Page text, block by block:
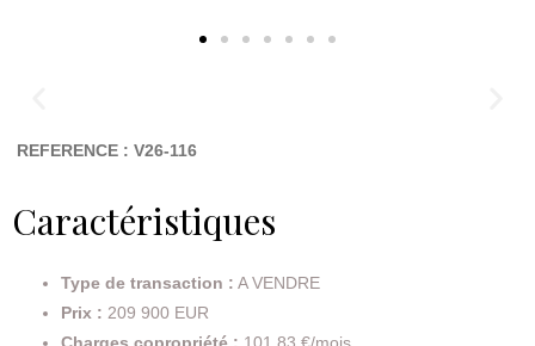
REFERENCE : V26-116
Caractéristiques
Type de transaction : A VENDRE
Prix : 209 900 EUR